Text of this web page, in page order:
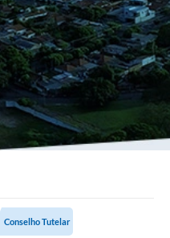
Conselho Tutelar